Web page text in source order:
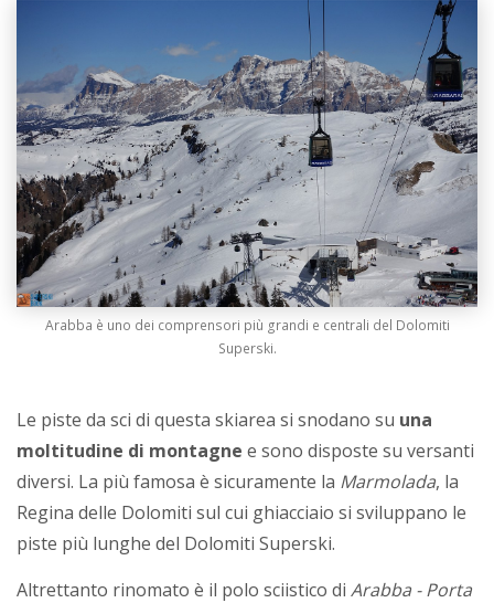
Arabba è uno dei comprensori più grandi e centrali del Dolomiti
Superski.
Le piste da sci di questa skiarea si snodano su una
moltitudine di montagne e sono disposte su versanti
diversi. La più famosa è sicuramente la Marmolada, la
Regina delle Dolomiti sul cui ghiacciaio si sviluppano le
piste più lunghe del Dolomiti Superski.
Altrettanto rinomato è il polo sciistico di Arabba - Porta